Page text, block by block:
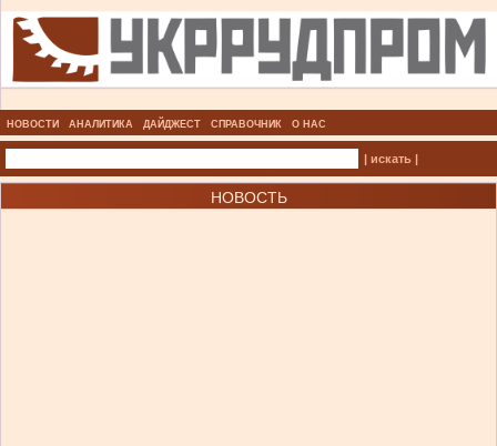
НОВОСТИ АНАЛИТИКА ДАЙДЖЕСТ СПРАВОЧНИК О НАС
| искать |
НОВОСТЬ